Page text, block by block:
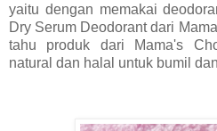
yaitu dengan memakai
Dry Serum Deodorant dari
tahu produk dari Mama's
natural dan halal untuk bumil